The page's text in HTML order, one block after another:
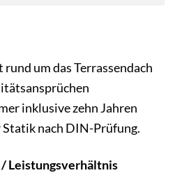
um das Terrassendach
inklusive zehn Jahren
nach DIN-Prüfung.
Leistungsverhältnis